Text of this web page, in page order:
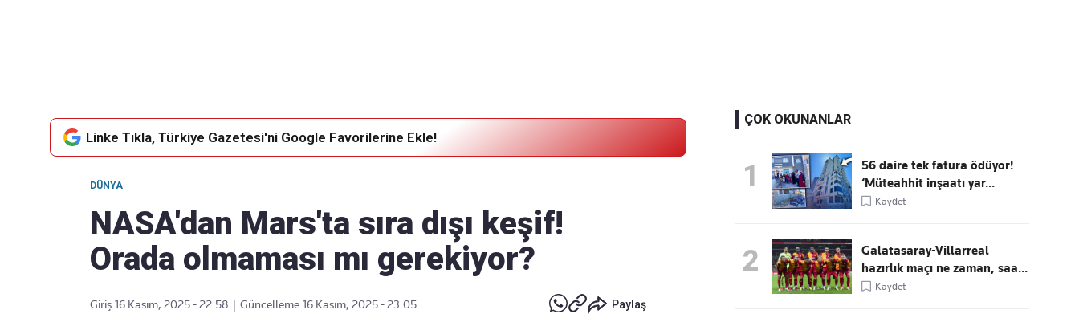
Linke Tıkla, Türkiye Gazetesi'ni Google Favorilerine Ekle!
DÜNYA
NASA'dan Mars'ta sıra dışı keşif!
Orada olmaması mı gerekiyor?
Giriş:16 Kasım, 2025 - 22:58 Güncelleme:16 Kasım, 2025 - 23:05 Paylaş
ÇOK OKUNANLAR
1
56 daire tek fatura ödüyor!
‘Müteahhit inşaatı yar...
Kaydet
2
Galatasaray-Villarreal
hazırlık maçı ne zaman, saa...
Kaydet